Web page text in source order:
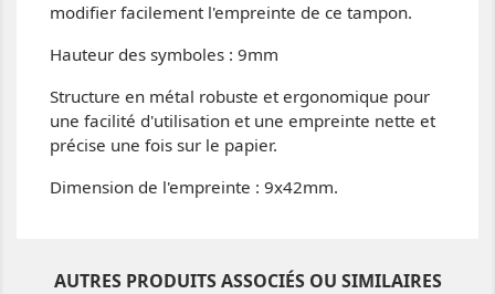
modifier facilement l'empreinte de ce tampon.
Hauteur des symboles : 9mm
Structure en métal robuste et ergonomique pour
une facilité d'utilisation et une empreinte nette et
précise une fois sur le papier.
Dimension de l'empreinte : 9x42mm.
AUTRES PRODUITS ASSOCIÉS OU SIMILAIRES